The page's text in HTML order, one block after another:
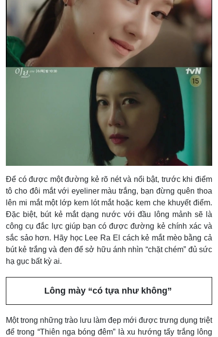
Để có được một đường kẻ rõ nét và nổi bật, trước khi điểm
tô cho đôi mắt với eyeliner màu trắng, bạn đừng quên thoa
lên mi mắt một lớp kem lót mắt hoặc kem che khuyết điểm.
Đặc biệt, bút kẻ mắt dạng nước với đầu lông mảnh sẽ là
công cụ đắc lực giúp bạn có được đường kẻ chính xác và
sắc sảo hơn. Hãy học Lee Ra El cách kẻ mắt mèo bằng cả
bút kẻ trắng và đen để sở hữu ánh nhìn “chặt chém” đủ sức
hạ gục bất kỳ ai.
Lông mày “có tựa như không”
Một trong những trào lưu làm đẹp mới được trưng dụng triệt
để trong “Thiên nga bóng đêm” là xu hướng tẩy trắng lông